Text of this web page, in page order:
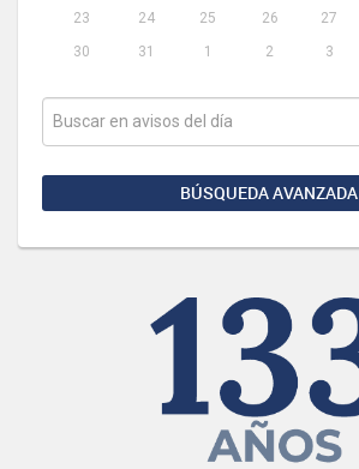
23
24 25 26 27
30
31 1 2 3
BÚSQUEDA AVANZADA